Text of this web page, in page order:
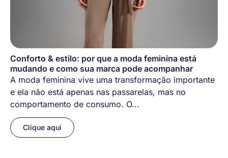
Conforto & estilo: por que a moda feminina está
mudando e como sua marca pode acompanhar
A moda feminina vive uma transformação importante
e ela não está apenas nas passarelas, mas no
comportamento de consumo. O...
Clique aqui